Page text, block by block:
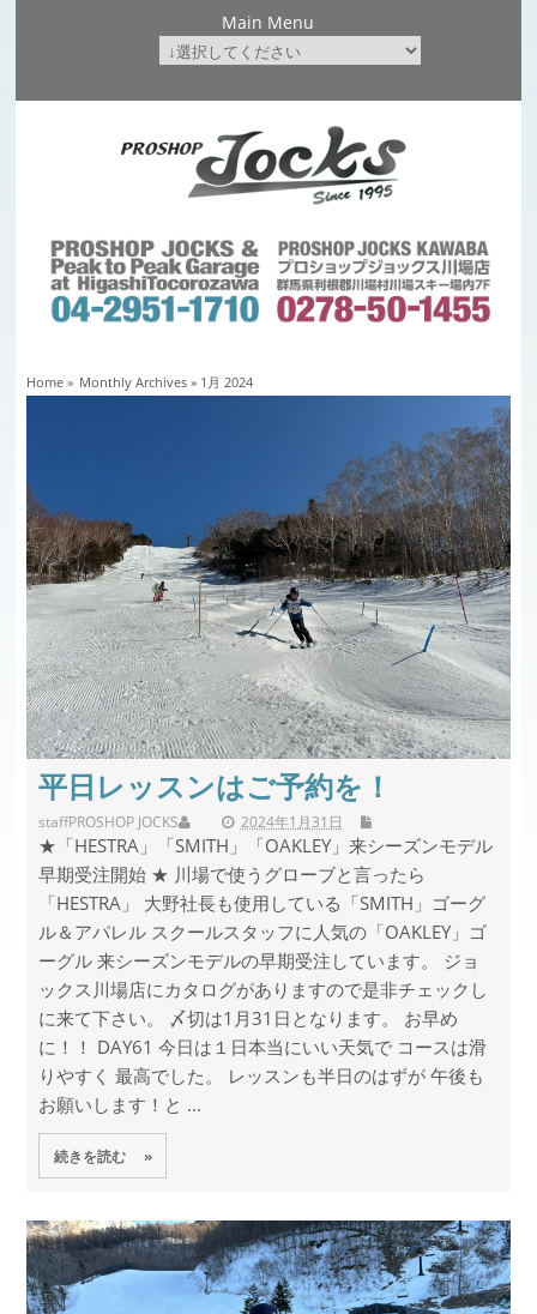
Main Menu
Home» Monthly Archives » 1月 2024
平日レッスンはご予約を！
staff 2024年1月31日
PROSHOP JOCKS
★「HESTRA」「SMITH」「OAKLEY」来シーズンモデル
早期受注開始 ★ 川場で使うグローブと言ったら
「HESTRA」 大野社長も使用している「SMITH」ゴーグ
ル＆アパレル スクールスタッフに人気の「OAKLEY」ゴ
ーグル 来シーズンモデルの早期受注しています。 ジョ
ックス川場店にカタログがありますので是非チェックし
に来て下さい。 〆切は1月31日となります。 お早め
に！！ DAY61 今日は１日本当にいい天気で コースは滑
りやすく 最高でした。 レッスンも半日のはずが 午後も
お願いします！と ...
続きを読む »